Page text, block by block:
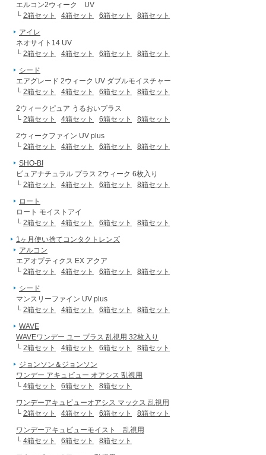
エルコン2ウィーク UV
└ 2箱セット 4箱セット 6箱セット
8箱セット
アイレ
ネオサイト14 UV
└ 2箱セット 4箱セット 6箱セット
8箱セット
シード
エアグレード 2ウィーク UV ダブルモイスチャー
└ 2箱セット 4箱セット 6箱セット
8箱セット
2ウィークピュア うるおいプラス
└ 2箱セット 4箱セット 6箱セット
8箱セット
2ウィークファイン UV plus
└ 2箱セット 4箱セット 6箱セット
8箱セット
SHO-BI
ピュアナチュラル プラス 2ウィーク 6枚入り
└ 2箱セット 4箱セット 6箱セット
8箱セット
ロート
ロート モイストアイ
└ 2箱セット 4箱セット 6箱セット
8箱セット
1ヶ月使い捨てコンタクトレンズ
アルコン
エアオプティクス EX アクア
└ 2箱セット 4箱セット 6箱セット
8箱セット
シード
マンスリーファイン UV plus
└ 2箱セット 4箱セット 6箱セット
8箱セット
WAVE
WAVEワンデー ユー プラス 乱視用 32枚入り
└ 2箱セット 4箱セット 6箱セット
8箱セット
ジョンソン＆ジョンソン
ワンデー アキュビュー オアシス 乱視用
└ 4箱セット 6箱セット
8箱セット
ワンデーアキュビューオアシス マックス 乱視用
└ 2箱セット 4箱セット 6箱セット
8箱セット
ワンデーアキュビューモイスト 乱視用
└ 4箱セット 6箱セット
8箱セット